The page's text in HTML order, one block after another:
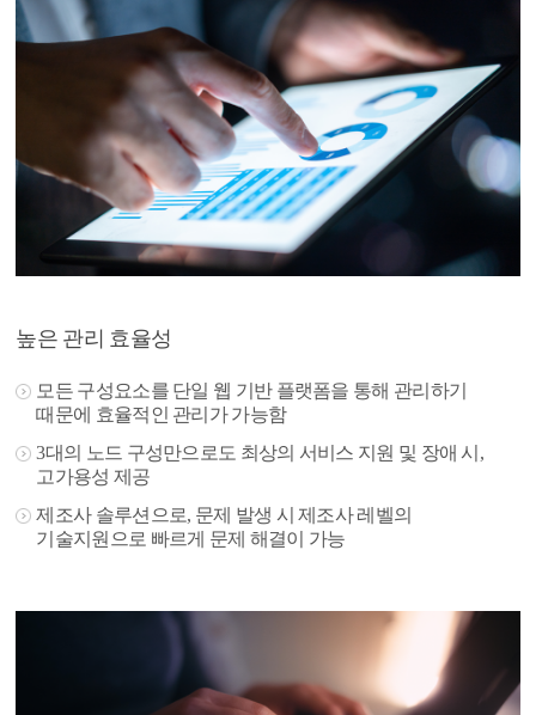
높은 관리 효율성
모든 구성요소를 단일 웹 기반 플랫폼을 통해 관리하기
때문에 효율적인 관리가 가능함
3대의 노드 구성만으로도 최상의 서비스 지원 및 장애 시,
고가용성 제공
제조사 솔루션으로, 문제 발생 시 제조사 레벨의
기술지원으로 빠르게 문제 해결이 가능